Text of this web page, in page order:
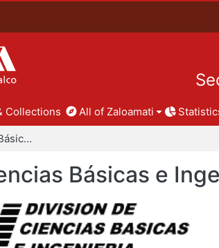
Collections All of Zaloamati
División de Ciencias Básicas e Ingeniería
Básicas e